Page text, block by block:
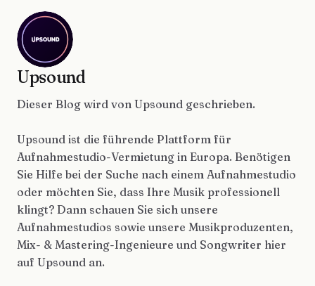
Upsound
Dieser Blog wird von Upsound geschrieben.
Upsound ist die führende Plattform für
Aufnahmestudio-Vermietung in Europa. Benötigen
Sie Hilfe bei der Suche nach einem Aufnahmestudio
oder möchten Sie, dass Ihre Musik professionell
klingt? Dann schauen Sie sich unsere
Aufnahmestudios sowie unsere Musikproduzenten,
Mix- & Mastering-Ingenieure und Songwriter hier
auf Upsound an.